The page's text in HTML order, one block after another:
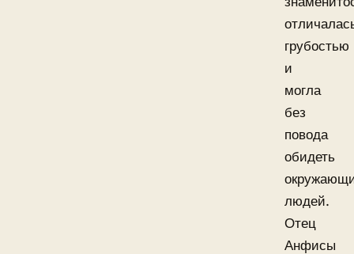
грубостью
и
могла
без
повода
обидеть
людей.
Отец
Анфисы